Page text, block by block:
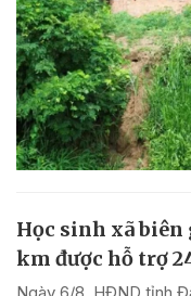
Học sinh xã biên
km được hỗ trợ